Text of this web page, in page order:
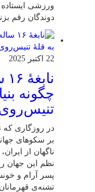
ورزشی ایستاده
دوندگان رقم
22 اکتبر 2025
چگونه
در روزگاری که
بر سکوهای
ناگهان از
نظم این جهان
پسر آرام و
تشنه‌ی